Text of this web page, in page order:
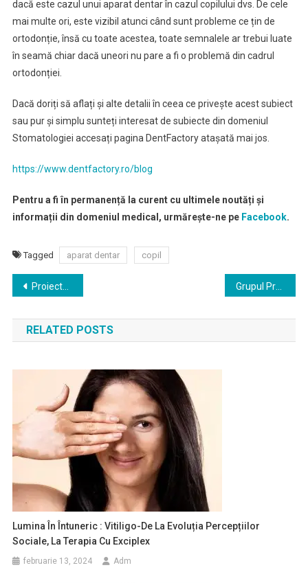
dacă este cazul unui aparat dentar în cazul copilului dvs. De cele
mai multe ori, este vizibil atunci când sunt probleme ce țin de
ortodonție, însă cu toate acestea, toate semnalele ar trebui luate
în seamă chiar dacă uneori nu pare a fi o problemă din cadrul
ortodonției.
Dacă doriți să aflați și alte detalii în ceea ce privește acest subiect
sau pur și simplu sunteți interesat de subiecte din domeniul
Stomatologiei accesați pagina DentFactory atașată mai jos.
https://www.dentfactory.ro/blog
Pentru a fi în permanență la curent cu ultimele noutăți și
informații din domeniul medical, urmărește-ne pe Facebook.
Tagged aparat dentar copil
Navigare
în
articole
Proiectul normelor Contractului-Cadru pentru anii 2021 – 2022, în transparență decizională
RELATED POSTS
Lumina În Întuneric : Vitiligo-De La Evoluția Percepțiilor
Sociale, La Terapia Cu Exciplex
februarie 13, 2024 Adm